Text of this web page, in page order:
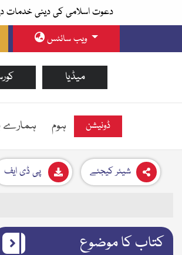
دعوت اسلامی کی دینی خدمات
ویب سائٹس
میڈیا
ہوم ہمارے ڈونیشن
پی ڈی ایف شیئر کیجئے
کتاب کا موضوع